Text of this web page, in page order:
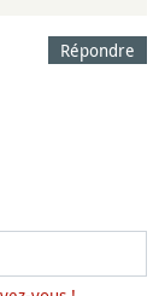
Répondre